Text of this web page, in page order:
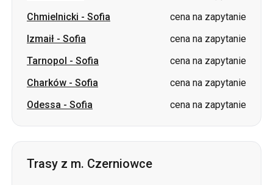
Chmielnicki - Sofia
cena na zapytanie
Izmaił - Sofia
cena na zapytanie
Tarnopol - Sofia
cena na zapytanie
Charków - Sofia
cena na zapytanie
Odessa - Sofia cena na zapytanie
Trasy z m. Czerniowce